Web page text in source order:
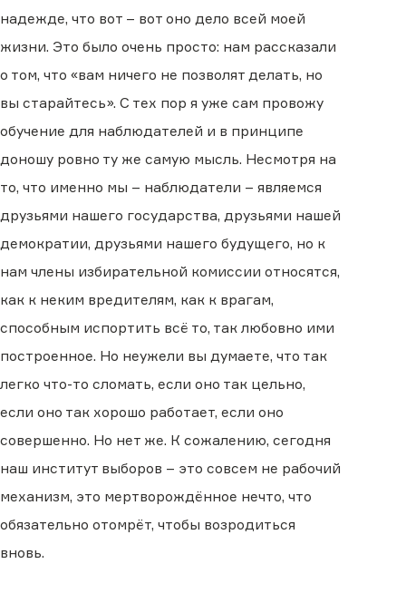
надежде, что вот – вот оно дело всей моей
жизни. Это было очень просто: нам рассказали
о том, что «вам ничего не позволят делать, но
вы старайтесь». С тех пор я уже сам провожу
обучение для наблюдателей и в принципе
доношу ровно ту же самую мысль. Несмотря на
то, что именно мы – наблюдатели – являемся
друзьями нашего государства, друзьями нашей
демократии, друзьями нашего будущего, но к
нам члены избирательной комиссии относятся,
как к неким вредителям, как к врагам,
способным испортить всё то, так любовно ими
построенное. Но неужели вы думаете, что так
легко что-то сломать, если оно так цельно,
если оно так хорошо работает, если оно
совершенно. Но нет же. К сожалению, сегодня
наш институт выборов – это совсем не рабочий
механизм, это мертворождённое нечто, что
обязательно отомрёт, чтобы возродиться
вновь.